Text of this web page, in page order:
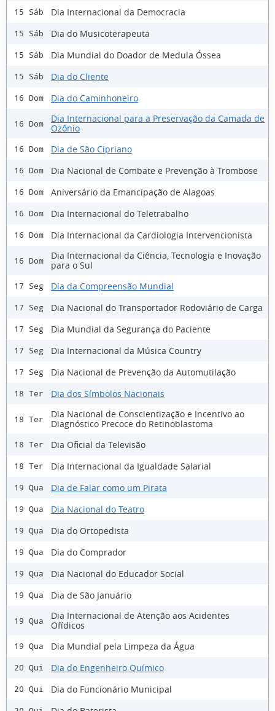
15 Sáb Dia Internacional da Democracia
15 Sáb Dia do Musicoterapeuta
15 Sáb Dia Mundial do Doador de Medula Óssea
15 Sáb Dia do Cliente
16 Dom Dia do Caminhoneiro
16 Dom
Dia Internacional para a Preservação da Camada de
Ozônio
16 Dom Dia de São Cipriano
16 Dom Dia Nacional de Combate e Prevenção à Trombose
16 Dom Aniversário da Emancipação de Alagoas
16 Dom Dia Internacional do Teletrabalho
16 Dom Dia Internacional da Cardiologia Intervencionista
16 Dom
Dia Internacional da Ciência, Tecnologia e Inovação
para o Sul
17 Seg Dia da Compreensão Mundial
17 Seg Dia Nacional do Transportador Rodoviário de Carga
17 Seg Dia Mundial da Segurança do Paciente
17 Seg Dia Internacional da Música Country
17 Seg Dia Nacional de Prevenção da Automutilação
18 Ter Dia dos Símbolos Nacionais
18 Ter
Dia Nacional de Conscientização e Incentivo ao
Diagnóstico Precoce do Retinoblastoma
18 Ter Dia Oficial da Televisão
18 Ter Dia Internacional da Igualdade Salarial
19 Qua Dia de Falar como um Pirata
19 Qua Dia Nacional do Teatro
19 Qua Dia do Ortopedista
19 Qua Dia do Comprador
19 Qua Dia Nacional do Educador Social
19 Qua Dia de São Januário
19 Qua
Dia Internacional de Atenção aos Acidentes
Ofídicos
19 Qua Dia Mundial pela Limpeza da Água
20 Qui Dia do Engenheiro Químico
20 Qui Dia do Funcionário Municipal